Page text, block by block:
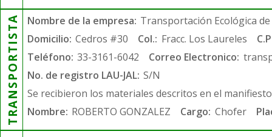
TRANSPORTISTA Nombre de la empresa: Transportación Ecológica de
Domicilio: Cedros #30 Col.: Fracc. Los Laureles
Teléfono: 33-3161-6042 Correo Electronico:
No. de registro LAU-JAL: S/N
Se recibieron los materiales descritos en el
Nombre: ROBERTO GONZALEZ Cargo: Chofer